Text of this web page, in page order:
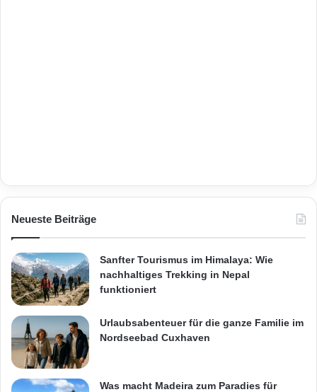
Neueste Beiträge
Sanfter Tourismus im Himalaya: Wie
nachhaltiges Trekking in Nepal
funktioniert
Urlaubsabenteuer für die ganze Familie im
Nordseebad Cuxhaven
Was macht Madeira zum Paradies für